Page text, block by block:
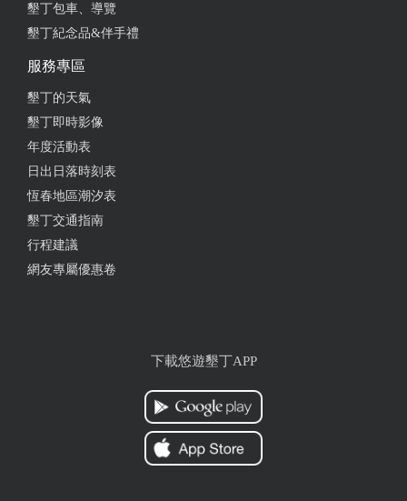
乾淨、衛生、環境優美，下次出差還會選擇這裡的。
對會再回來這個地方 放鬆身心強烈推薦來此渡假
跟家一樣的感覺 , 應該說比家更像家
墾丁包車、導覽
墾丁紀念品&伴手禮
服務專區
墾丁的天氣
墾丁即時影像
年度活動表
日出日落時刻表
恆春地區潮汐表
墾丁交通指南
行程建議
網友專屬優惠卷
下載悠遊墾丁APP